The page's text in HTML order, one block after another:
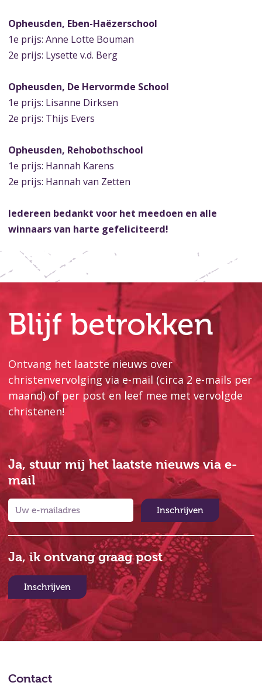
Opheusden, Eben-Haëzerschool
1e prijs: Anne Lotte Bouman
2e prijs: Lysette v.d. Berg
Opheusden, De Hervormde School
1e prijs: Lisanne Dirksen
2e prijs: Thijs Evers
Opheusden, Rehobothschool
1e prijs: Hannah Karens
2e prijs: Hannah van Zetten
Iedereen bedankt voor het meedoen en alle
winnaars van harte gefeliciteerd!
Blijf betrokken
Ontvang het laatste nieuws over
christenvervolging via e-mail (circa 2 e-mails per
maand) of per post en leef mee met vervolgde
christenen!
Ja, stuur mij het laatste nieuws via e-
mail
Inschrijven
Ja, ik ontvang graag post
Inschrijven
Contact